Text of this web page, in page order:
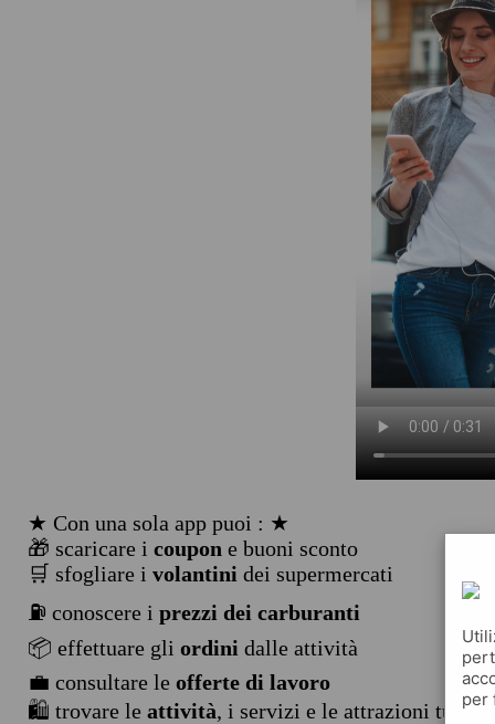
★ Con una sola app puoi : ★
🎁 scaricare i coupon e buoni sconto
🛒 sfogliare i volantini dei supermercati
⛽ conoscere i prezzi dei carburanti
📦 effettuare gli ordini dalle attività
💼 consultare le offerte di lavoro
🛍️ trovare le attività, i servizi e le attrazioni
per